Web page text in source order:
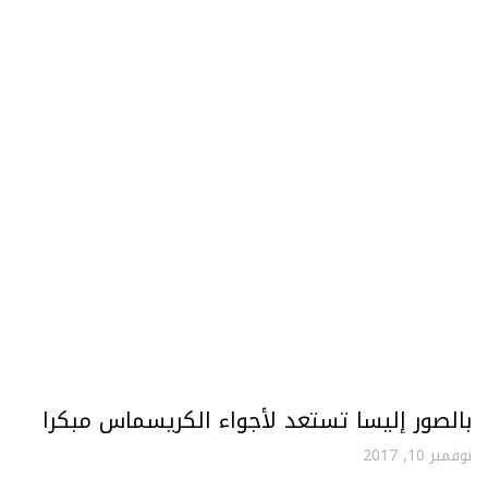
بالصور إليسا تستعد لأجواء الكريسماس مبكرا
نوفمبر 10, 2017